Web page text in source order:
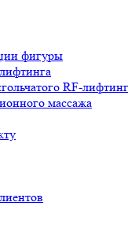
фигуры
RF-
массажа